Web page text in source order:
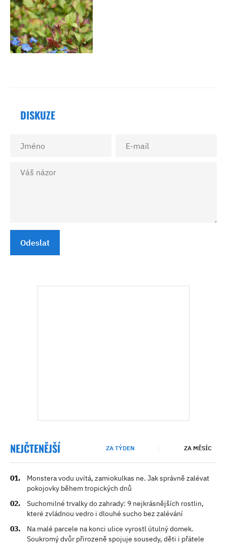
DISKUZE
Odeslat
NEJČTENĚJŠÍ ZA TÝDEN ZA MĚSÍC
Monstera vodu uvítá, zamiokulkas ne. Jak správně zalévat
pokojovky během tropických dnů
Suchomilné trvalky do zahrady: 9 nejkrásnějších rostlin,
které zvládnou vedro i dlouhé sucho bez zalévání
Na malé parcele na konci ulice vyrostl útulný domek.
Soukromý dvůr přirozeně spojuje sousedy, děti i přátele